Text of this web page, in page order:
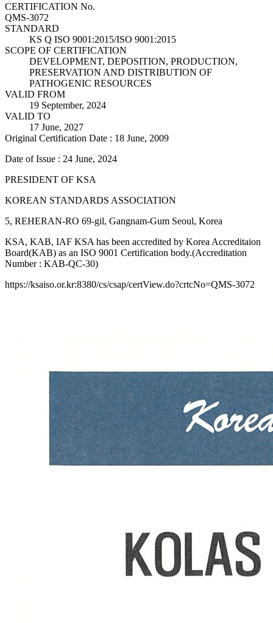
CERTIFICATION No.
QMS-3072
STANDARD
KS Q ISO 9001:2015/ISO 9001:2015
SCOPE OF CERTIFICATION
DEVELOPMENT, DEPOSITION, PRODUCTION,
PRESERVATION AND DISTRIBUTION OF
PATHOGENIC RESOURCES
VALID FROM
19 September, 2024
VALID TO
17 June, 2027
Original Certification Date : 18 June, 2009
Date of Issue : 24 June, 2024
PRESIDENT OF KSA
KOREAN STANDARDS ASSOCIATION
5, REHERAN-RO 69-gil, Gangnam-Gum Seoul, Korea
KSA, KAB, IAF KSA has been accredited by Korea Accreditaion
Board(KAB) as an ISO 9001 Certification body.(Accreditation
Number : KAB-QC-30)
https://ksaiso.or.kr:8380/cs/csap/certView.do?crtcNo=QMS-3072